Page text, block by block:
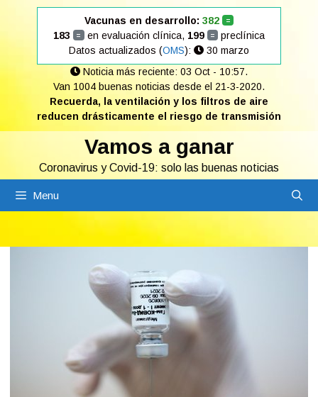
Vacunas en desarrollo: 382 =
183 = en evaluación clínica, 199 = preclínica
Datos actualizados (OMS):
30 marzo
Noticia más reciente: 03 Oct - 10:57.
Van 1004 buenas noticias desde el 21-3-2020.
Recuerda, la ventilación y los filtros de aire
reducen drásticamente el riesgo de transmisión
Vamos a ganar
Coronavirus y Covid-19: solo las buenas noticias
Menu